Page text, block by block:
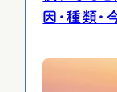
因・種類